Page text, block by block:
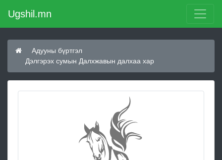
Ugshil.mn
Адууны бүртгэл
Дэлгэрэх сумын Далхжавын далхаа хар